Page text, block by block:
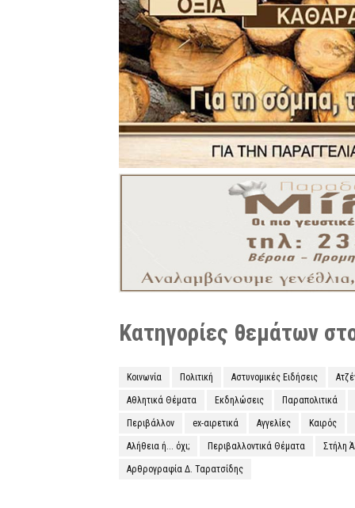
Κατηγορίες θεμάτων
Κοινωνία Πολιτική Αστυνομικές Ειδήσεις
Αθλητικά Θέματα Εκδηλώσεις Παραπολιτικά
Περιβάλλον ex-αιρετικά Αγγελίες Καιρός
Αλήθεια ή... όχι; Περιβαλλοντικά Θέματα Στήλη
Αρθρογραφία Δ. Ταρατσίδης